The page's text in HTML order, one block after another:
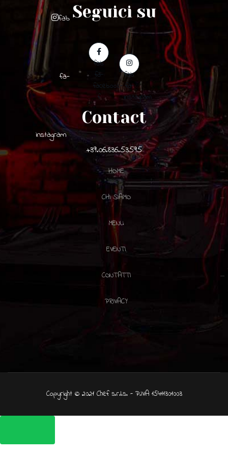
fab
fa-
instagram
Seguici su
fab
fa-
facebook-
f
fab
fa-
instagram
Contact
+39.06.836.53595
HOME
CHI SIAMO
MENU
EVENTI
CONTATTI
PRIVACY
Copyright © 2021 Chef s.r.l.s. - P.IVA 15411301003